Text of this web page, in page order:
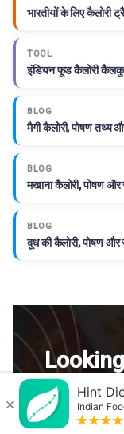
भारतीयों के लिए कैलोरी
TOOL
इंडियन फूड कैलोरी
BLOG
मैगी कैलोरी, पोषण तथ्य
BLOG
मखाना कैलोरी, पोषण और
BLOG
दूध की कैलोरी, पोषण और